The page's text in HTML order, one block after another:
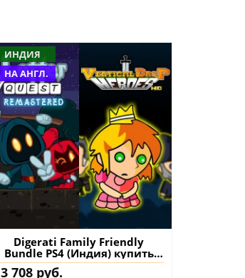
ИНДИЯ
НА АНГЛ.
Digerati Family Friendly
Bundle PS4 (Индия) купить
игру на аккаунт
3 708 руб.